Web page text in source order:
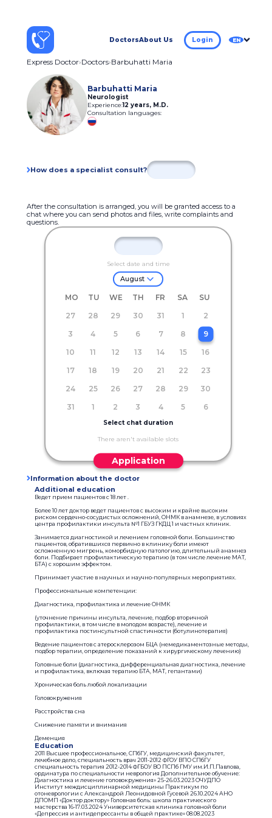
DoctorsAbout Us Login EN
Express Doctor Doctors Barbuhatti Maria
Barbuhatti Maria
Neurologist
Experience:12 years, M.D.
Consultation languages:
How does a specialist consult?
After the consultation is arranged, you will be granted access to a
chat where you can send photos and files, write complaints and
questions.
Select date and time
August
MO TU WE TH FR SA
SU
27
28 29 30 31 1
2
3
4 5 6 7 8
9
10
11 12 13 14 15
16
17
18 19 20 21 22
23
24
25 26 27 28 29
30
31
1 2 3 4 5 6
Select chat duration
There aren't available slots
Application
Information about the doctor
Additional education
Ведет прием пациентов с 18 лет .
Более 10 лет доктор ведет пациентов с высоким и крайне высоким
риском сердечно-сосудистых осложнений, ОНМК в анамнезе, в условиях
центра профилактики инсульта №1 ГБУЗ ГКДЦ 1 и частных клиник.
Занимается диагностикой и лечением головной боли. Большинство
пациентов, обратившихся первично в клинику боли имеют
осложненную мигрень, коморбидную патологию, длительный анамнез
боли. Подбирает профилактическую терапию (в том числе лечение МАТ,
БТА) с хорошим эффектом.
Принимает участие в научных и научно-популярных мероприятиях.
Профессиональные компетенции:
Диагностика, профилактика и лечение ОНМК
(уточнение причины инсульта, лечение, подбор вторичной
профилактики, в том числе в молодом возрасте), лечение и
профилактика постинсультной спастичности (ботулинотерапия)
Ведение пациентов с атеросклерозом БЦА (немедикаментозные методы,
подбор терапии, определение показаний к хирургическому лечению)
Головные боли (диагностика, дифференциальная диагностика, лечение
и профилактика, включая терапию БТА, МАТ, гепантами)
Хроническая боль любой локализации
Головокружения
Расстройства сна
Снижение памяти и внимания
Деменция
Education
2011 Высшее профессиональное, СПбГУ, медицинский факультет,
лечебное дело, специальность врач 2011-2012 ФГОУ ВПО СПбГУ
специальность терапия 2012-2014 ФГБОУ ВО ПСПб ГМУ им.И.П.Павлова,
ординатура по специальности неврология Дополнительное обучение:
Диагностика и лечение головокружения» 25-26.03.2023 ОЧУДПО
Институт междисциплинарной медицины Практикум по
отоневрологии с Александрой Леонидовной Гусевой 26.10.2024 АНО
ДПОМП «Доктор доктору» Головная боль: школа практического
мастерства 16-17.03.2024 Университетская клиника головной боли
«Депрессия и антидепрессанты в общей практике» 08.08.2023